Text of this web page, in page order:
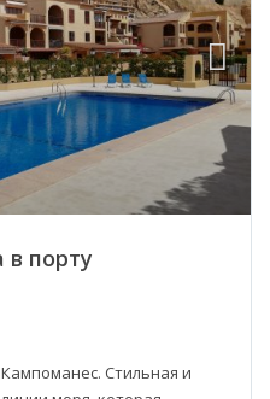
в порту
Стильная и